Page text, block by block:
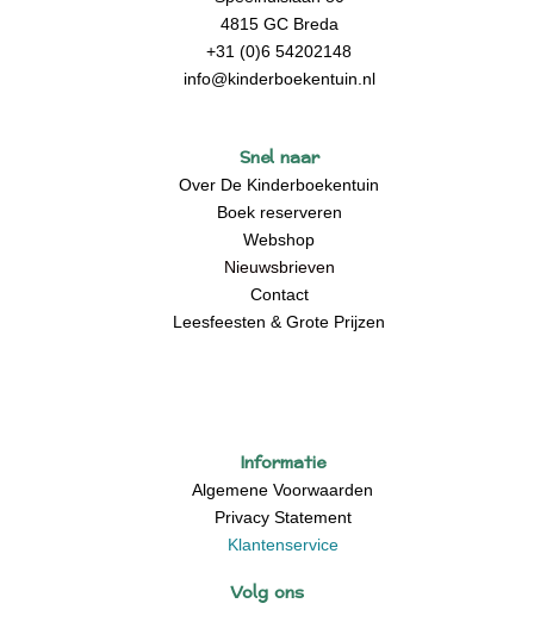
4815 GC Breda
+31 (0)6 54202148
info@kinderboekentuin.nl
Snel naar
Over De Kinderboekentuin
Boek reserveren
Webshop
Nieuwsbrieven
Contact
Leesfeesten & Grote Prijzen
Informatie
Algemene Voorwaarden
Privacy Statement
Klantenservice
Volg ons